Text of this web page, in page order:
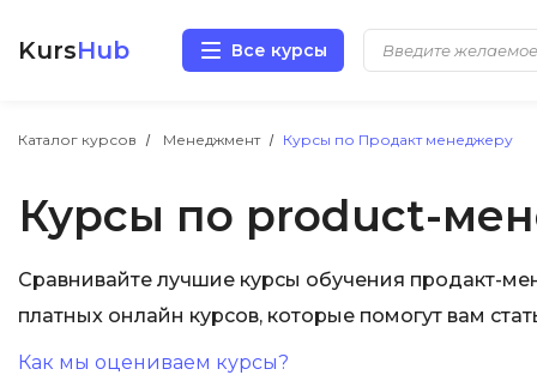
KursHub Все курсы
Каталог курсов Менеджмент Курсы по Продакт менеджеру
Курсы по product-
Сравнивайте лучшие курсы обучения продакт-
платных онлайн курсов, которые помогут вам
Как мы оцениваем курсы?
Разработка
Маркетинг
Аналитика